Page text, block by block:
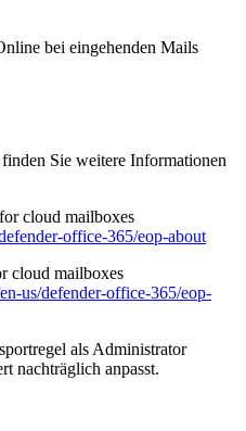
bei eingehenden Mails
Sie weitere Informationen
cloud mailboxes
office-365/eop-about
cloud mailboxes
us/defender-office-365/eop-
als Administrator
nachträglich anpasst.